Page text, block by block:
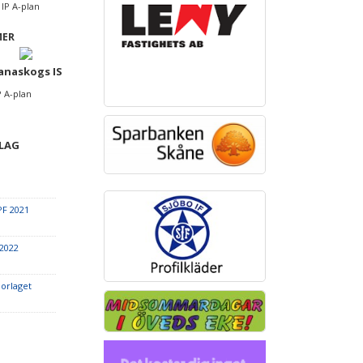
A-plan
IS
A-plan
2021